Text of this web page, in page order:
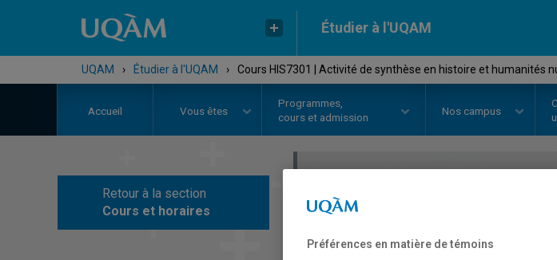
Étudier à l'UQAM
UQAM › Étudier à l'UQAM › Cours HIS7301 | Activité de synthèse en histoire et humanités
Accueil Vous êtes
Programmes,
cours et admission
Nos campus
Retour à la section
Cours et horaires
COURS
Préférences en matière de témoins